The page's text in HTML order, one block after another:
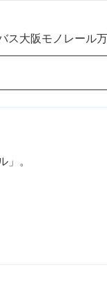
ス大阪モノレール
。